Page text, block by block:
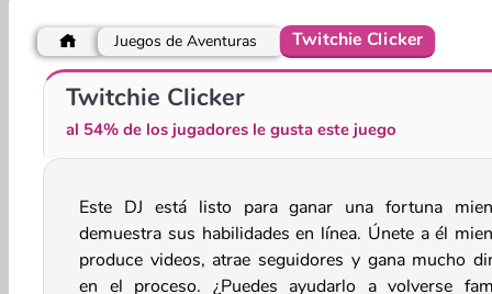
Halloween Princess: Holiday Castle
Juegos de Aventuras Twitchie Clicker
Twitchie Clicker
al 54% de los jugadores le gusta este juego
Este DJ está listo para ganar una fortuna
demuestra sus habilidades en línea. Únete a él
produce videos, atrae seguidores y gana mucho
en el proceso. ¿Puedes ayudarlo a volverse
mundialmente en este desafiante y genial